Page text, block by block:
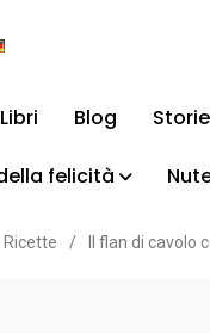
Libri Blog
felicità
Ricette / Il flan di cavolo